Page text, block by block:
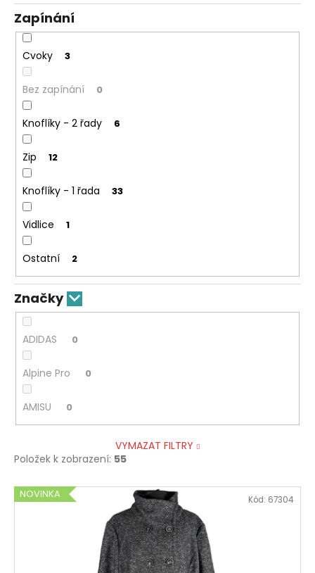
Zapínání
Cvoky 3
Bez zapínání 0
Knoflíky - 2 řady 6
Zip 12
Knoflíky - 1 řada 33
Vidlice 1
Ostatní 2
Značky
ADIDAS 0
Alpine Pro 0
AMISU 0
VYMAZAT FILTRY
Položek k zobrazení: 55
V
NOVINKA Kód: 67304